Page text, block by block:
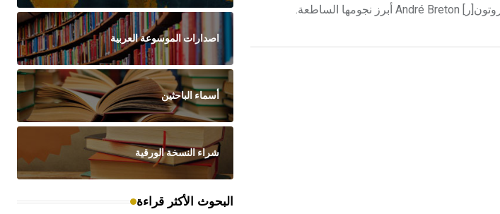
اصدارات الموسوعة العربية
أسماء الباحثين
شراء النسخة الورقية
البحوث الأكثر قراءة